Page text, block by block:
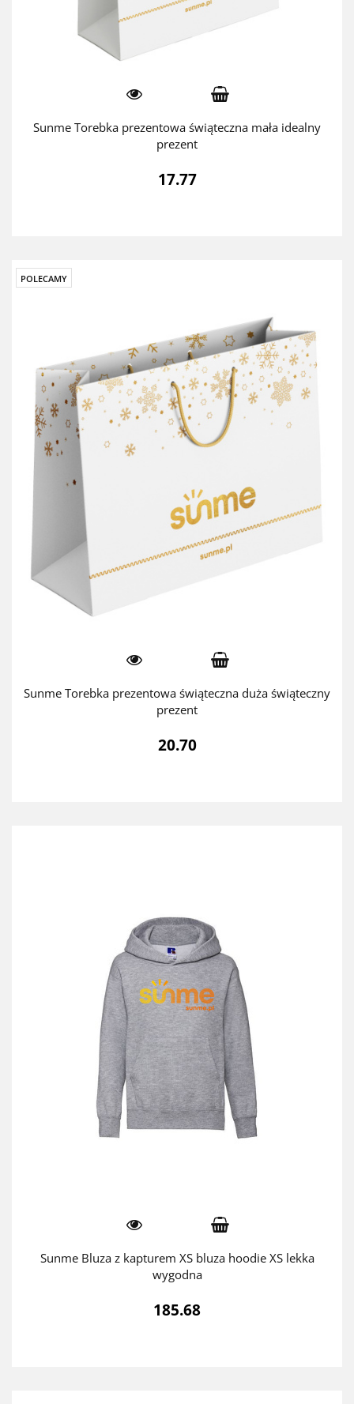
Sunme Torebka prezentowa świąteczna mała idealny
prezent
17.77
POLECAMY
Sunme Torebka prezentowa świąteczna duża świąteczny
prezent
20.70
Sunme Bluza z kapturem XS bluza hoodie XS lekka
wygodna
185.68